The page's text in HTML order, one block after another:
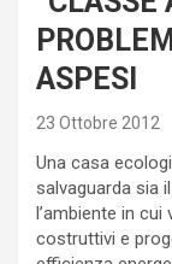
ASPESI
23 Ottobre 2012
Una casa
salvaguarda sia
l’ambiente in
costruttivi e